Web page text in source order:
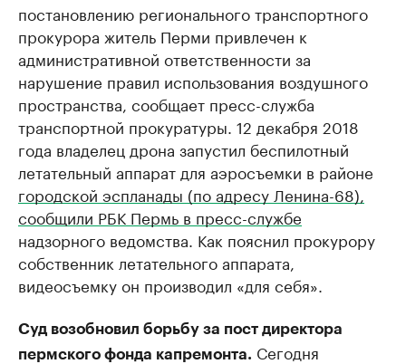
постановлению регионального транспортного
прокурора житель Перми привлечен к
административной ответственности за
нарушение правил использования воздушного
пространства, сообщает пресс-служба
транспортной прокуратуры. 12 декабря 2018
года владелец дрона запустил беспилотный
летательный аппарат для аэросъемки в районе
городской эспланады (по адресу Ленина-68),
сообщили РБК Пермь в пресс-службе
надзорного ведомства. Как пояснил прокурору
собственник летательного аппарата,
видеосъемку он производил «для себя».
Суд возобновил борьбу за пост директора
пермского фонда капремонта. Сегодня